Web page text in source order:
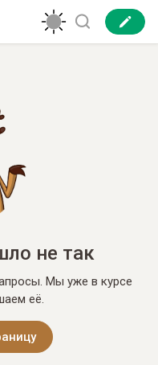
не так
Мы уже в курсе
её.